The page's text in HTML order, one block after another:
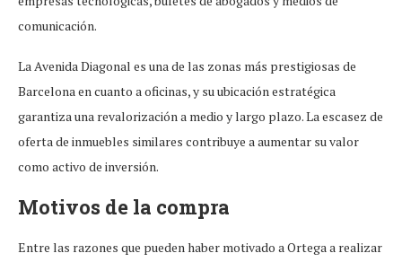
comunicación.
La Avenida Diagonal es una de las zonas más prestigiosas de
Barcelona en cuanto a oficinas, y su ubicación estratégica
garantiza una revalorización a medio y largo plazo. La escasez de
oferta de inmuebles similares contribuye a aumentar su valor
como activo de inversión.
Motivos de la compra
Entre las razones que pueden haber motivado a Ortega a realizar